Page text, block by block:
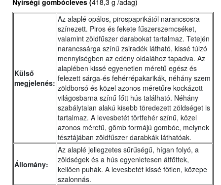
Nyírségi gombócleves (418,3 g /adag)
Külső
megjelenés:
Az alaplé opálos, pirospaprikától narancsosra
színezett. Piros és fekete fűszerszemcséket,
valamint zöldfűszer darabokat tartalmaz. Tetején
narancssárga színű zsiradék látható, kissé túlzó
mennyiségben az edény oldalához tapadva. Az
alaplében kissé egyenetlen méretű egész és
felezett sárga-és fehérrépakarikák, néhány szem
zöldborsó és közel azonos méretűre kockázott
világosbarna színű főtt hús található. Néhány
szabálytalan alakú kisebb töredezett zöldséget is
tartalmaz. A levesbetét törtfehér színű, közel
azonos méretű, gömb formájú gombóc, melynek
tésztájában zöldfűszer darabkák láthatóak.
Állomány:
Az alaplé jellegzetes sűrűségű, hígan folyó, a
zöldségek és a hús egyenletesen átfőttek,
kellően puhák. A levesbetét kissé főtlen, közepe
szalonnás.